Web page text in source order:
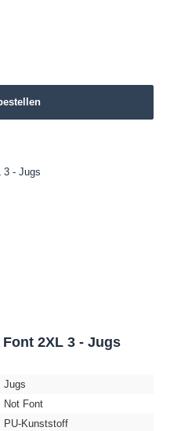
2XL 3 - Jugs
Jugs
Not Font
PU-Kunststoff